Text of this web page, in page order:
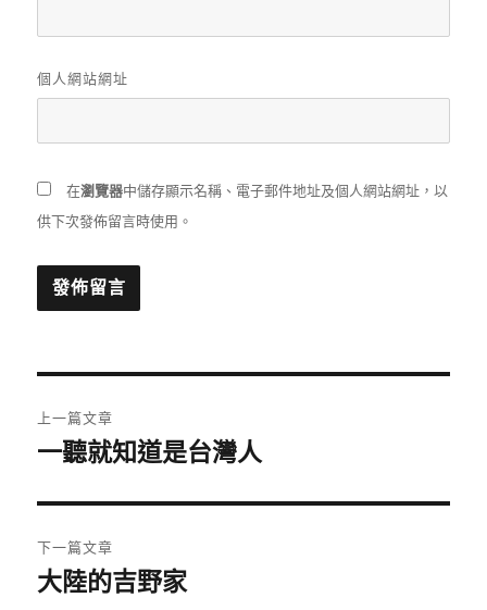
個人網站網址
在瀏覽器中儲存顯示名稱、電子郵件地址及個人網站網址，以
供下次發佈留言時使用。
章
覽
上一篇文章
上
篇
文
章:
一聽就知道是台灣人
下一篇文章
下
大陸的吉野家